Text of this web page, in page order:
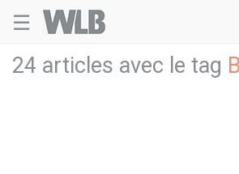
☰
24 articles avec le tag